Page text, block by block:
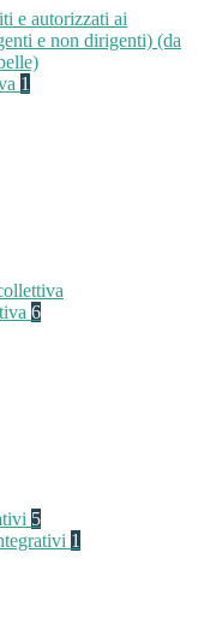
e autorizzati ai
e non dirigenti) (da
1
6
5
1